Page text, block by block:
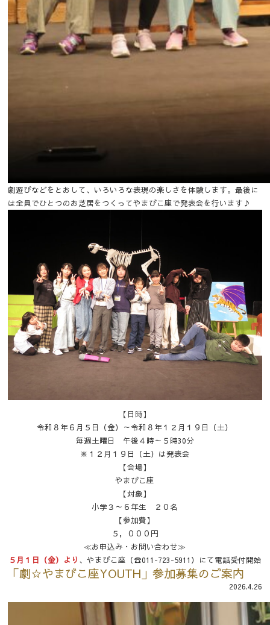
劇遊びなどをとおして、いろいろな表現の楽しさを体験します。最後に
は全員でひとつのお芝居をつくってやまびこ座で発表会を行います♪
【日時】
令和８年６月５日（金）～令和８年１２月１９日（土）
毎週土曜日 午後４時～５時30分
※１２月１９日（土）は発表会
【会場】
やまびこ座
【対象】
小学３～６年生 ２０名
【参加費】
５，０００円
≪お申込み・お問い合わせ≫
５月１日（金）より 、やまびこ座（☎011-723-5911）にて電話受付開始
「劇☆やまびこ座YOUTH」参加募集のご案内
2026.4.26